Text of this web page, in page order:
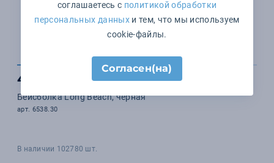
468 ₽
Бейсболка Long Beach, черная
арт. 6538.30
В наличии 102780 шт.
соглашаетесь с политикой обработки
персональных данныхи тем, что мы используем
cookie-файлы.
Согласен(на)